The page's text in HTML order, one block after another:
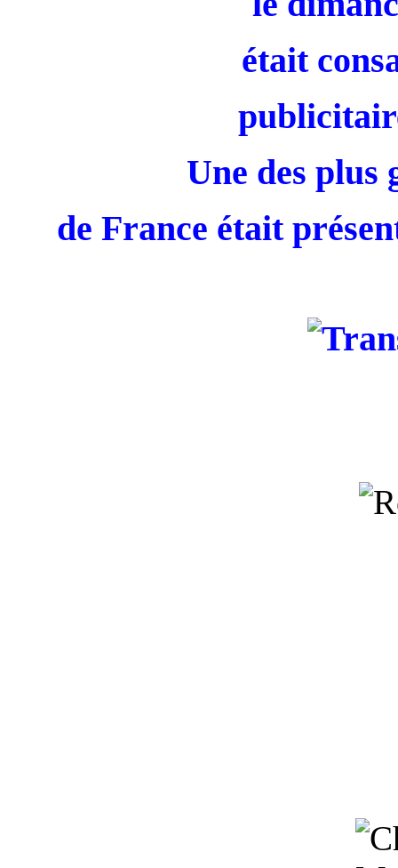
était
Une des plus
de France était